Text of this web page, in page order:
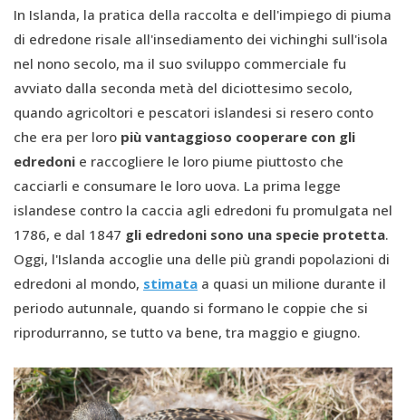
In Islanda, la pratica della raccolta e dell'impiego di piuma
di edredone risale all'insediamento dei vichinghi sull'isola
nel nono secolo, ma il suo sviluppo commerciale fu
avviato dalla seconda metà del diciottesimo secolo,
quando agricoltori e pescatori islandesi si resero conto
che era per loro più vantaggioso cooperare con gli
edredoni e raccogliere le loro piume piuttosto che
cacciarli e consumare le loro uova. La prima legge
islandese contro la caccia agli edredoni fu promulgata nel
1786, e dal 1847 gli edredoni sono una specie protetta.
Oggi, l'Islanda accoglie una delle più grandi popolazioni di
edredoni al mondo, stimata a quasi un milione durante il
periodo autunnale, quando si formano le coppie che si
riprodurranno, se tutto va bene, tra maggio e giugno.